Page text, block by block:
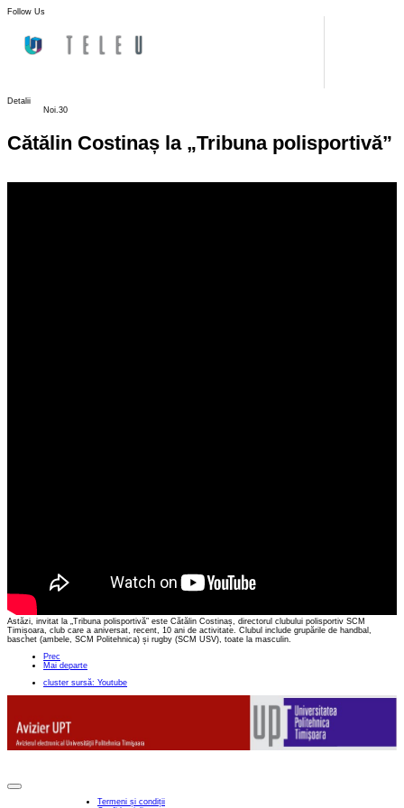
Follow Us
Detalii
Noi.30
Cătălin Costinaș la „Tribuna polisportivă”
Astăzi, invitat la „Tribuna polisportivă” este Cătălin Costinaș, directorul clubului polisportiv SCM
Timișoara, club care a aniversat, recent, 10 ani de activitate. Clubul include grupările de handbal,
baschet (ambele, SCM Politehnica) și rugby (SCM USV), toate la masculin.
Prec
Mai departe
cluster sursă: Youtube
Termeni și condiții